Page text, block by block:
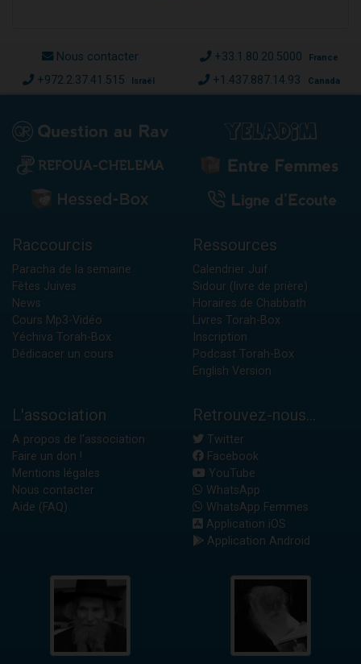
Nous contacter +33.1.80.20.5000 France
+972.2.37.41.515 Israël +1.437.887.14.93 Canada
Raccourcis
Paracha de la semaine
Fêtes Juives
News
Cours Mp3-Vidéo
Yéchiva Torah-Box
Dédicacer un cours
Ressources
Calendrier Juif
Sidour (livre de prière)
Horaires de Chabbath
Livres Torah-Box
Inscription
Podcast Torah-Box
English Version
L'association
A propos de l'association
Faire un don !
Mentions légales
Nous contacter
Aide (FAQ)
Retrouvez-nous...
Twitter
Facebook
YouTube
WhatsApp
WhatsApp Femmes
Application iOS
Application Android